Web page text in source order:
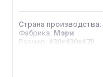
Страна производства:
Фабрика: Мэри
Размер : 430х430х470